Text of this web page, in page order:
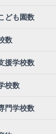
ども園数
数
援学校数
校数
門学校数